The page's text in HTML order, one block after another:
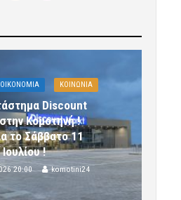
OIKONOMIA ΚΟΙΝΩΝΙΑ
Discount
Κομοτηνή !
το Σάββατο 11
Ιουλίου !
20:00 komotini24